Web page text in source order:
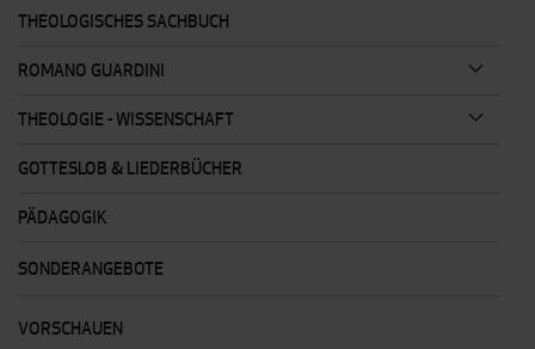
THEOLOGISCHES SACHBUCH
ROMANO GUARDINI
THEOLOGIE - WISSENSCHAFT
GOTTESLOB & LIEDERBÜCHER
PÄDAGOGIK
SONDERANGEBOTE
VORSCHAUEN